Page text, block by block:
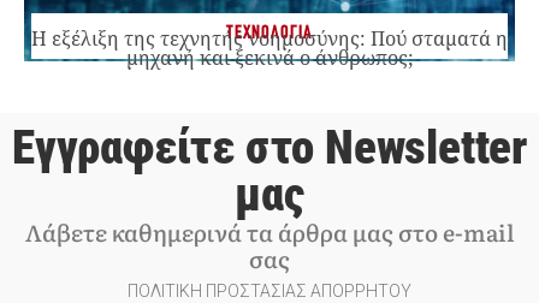
ΤΕΧΝΟΛΟΓΙΑ
Η εξέλιξη της τεχνητής νοημοσύνης: Πού σταματά η
μηχανή και ξεκινά ο άνθρωπος;
Εγγραφείτε στο Newsletter
μας
Λάβετε καθημερινά τα άρθρα μας στο e-mail
σας
ΠΟΛΙΤΙΚΗ ΠΡΟΣΤΑΣΙΑΣ ΑΠΟΡΡΗΤΟΥ